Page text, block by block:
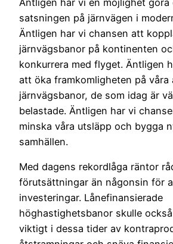
satsningen på järnvägen i
Äntligen har vi chansen att
järnvägsbanor på kontinenten
konkurrera med flyget. Äntligen
att öka framkomligheten på våra
järnvägsbanor, de som idag är
belastade. Äntligen har vi
minska våra utsläpp och bygga
samhällen.
Med dagens rekordlåga räntor
förutsättningar än någonsin för
investeringar. Lånefinansierade
höghastighetsbanor skulle
viktigt i dessa tider av